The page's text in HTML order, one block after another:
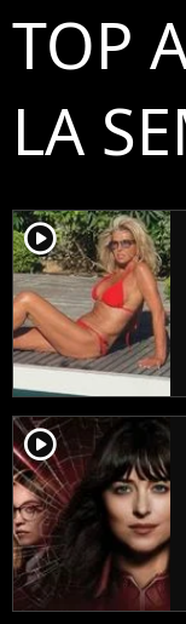
TOP
LA
player2
player2